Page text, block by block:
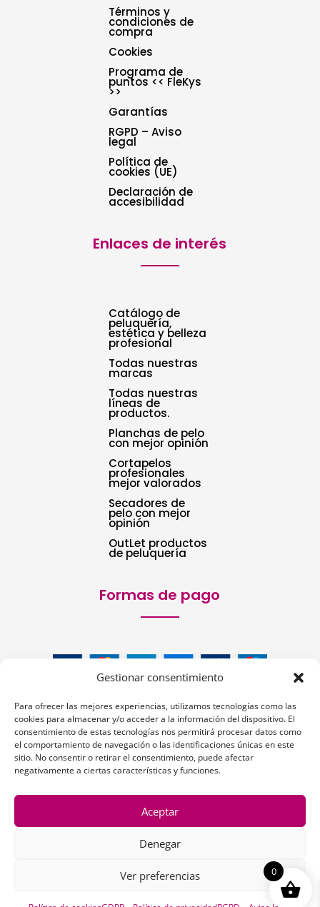
Gestionar consentimiento
Para ofrecer las mejores experiencias, utilizamos tecnologías como las
cookies para almacenar y/o acceder a la información del dispositivo. El
consentimiento de estas tecnologías nos permitirá procesar datos como
el comportamiento de navegación o las identificaciones únicas en este
sitio. No consentir o retirar el consentimiento, puede afectar
negativamente a ciertas características y funciones.
Aceptar
Denegar
Ver preferencias
Términos y
condiciones de
compra
Cookies
Programa de
puntos << FleKys
>>
Garantías
RGPD – Aviso
legal
Política de
cookies (UE)
Declaración de
accesibilidad
Enlaces de interés
Catálogo de
peluquería,
estética y belleza
profesional
Todas nuestras
marcas
Todas nuestras
líneas de
productos.
Planchas de pelo
con mejor opinión
Cortapelos
profesionales
mejor valorados
Secadores de
pelo con mejor
opinión
OutLet productos
de peluquería
Formas de pago
Siguenos:
0